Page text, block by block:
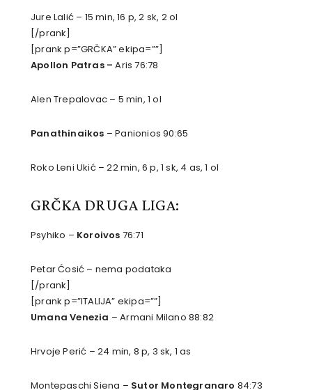
Jure Lalić – 15 min, 16 p, 2 sk, 2 ol
[/prank]
[prank p=”GRČKA” ekipa=””]
Apollon Patras –Aris 76:78
Alen Trepalovac – 5 min, 1 ol
Panathinaikos – Panionios 90:65
Roko Leni Ukić – 22 min, 6 p, 1 sk, 4 as, 1 ol
GRČKA DRUGA LIGA:
Psyhiko – Koroivos 76:71
Petar Ćosić – nema podataka
[/prank]
[prank p=”ITALIJA” ekipa=””]
Umana Venezia – Armani Milano 88:82
Hrvoje Perić – 24 min, 8 p, 3 sk, 1 as
Montepaschi Siena – Sutor Montegranaro 84:73